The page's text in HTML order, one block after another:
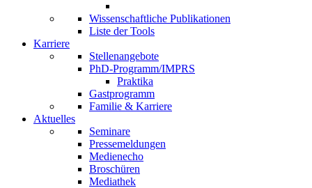
Wissenschaftliche Publikationen
Liste der Tools
Karriere
Stellenangebote
PhD-Programm/IMPRS
Praktika
Gastprogramm
Familie & Karriere
Aktuelles
Seminare
Pressemeldungen
Medienecho
Broschüren
Mediathek